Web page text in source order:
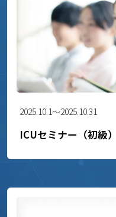
2025.10.1～2025.10.31
ICUセミナー（初級）